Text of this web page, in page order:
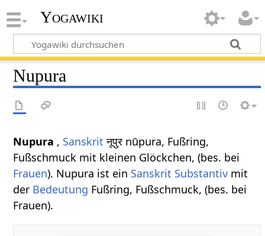
Yogawiki
Nupura
Nupura , Sanskrit नूपुर nūpura, Fußring,
Fußschmuck mit kleinen Glöckchen, (bes. bei
Frauen). Nupura ist ein Sanskrit Substantiv mit
der Bedeutung Fußring, Fußschmuck, (bes. bei
Frauen).